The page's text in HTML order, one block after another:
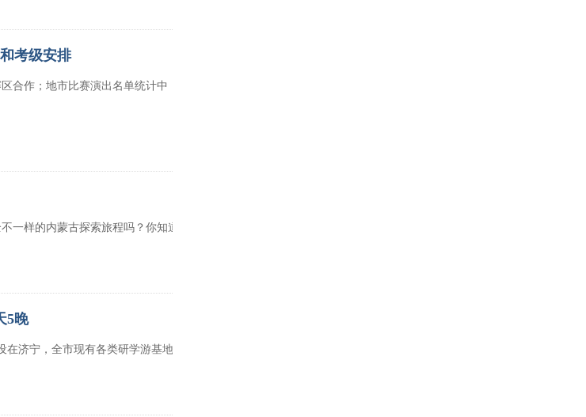
考级安排
合作；地市比赛演出名单统计中！
一样的内蒙古探索旅程吗？你知道这
5晚
济宁，全市现有各类研学游基地102